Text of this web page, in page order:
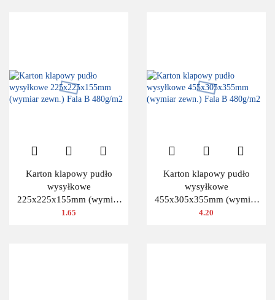
Karton klapowy pudło
wysyłkowe
225x225x155mm (wymiar
zewn.) Fala B 480g/m2
1.65
Karton klapowy pudło
wysyłkowe
455x305x355mm (wymiar
zewn.) Fala B 480g/m2
4.20